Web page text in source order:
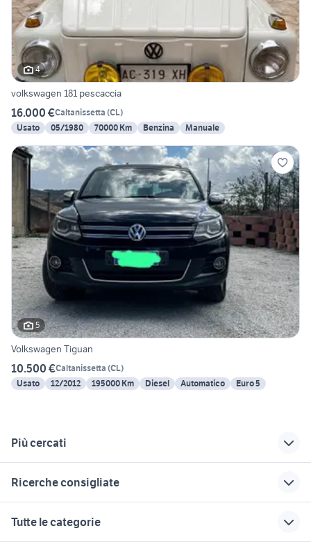
4
volkswagen 181 pescaccia
16.000 €Caltanissetta (CL)
Usato
05/1980 70000 Km Benzina Manuale
5
Volkswagen Tiguan
10.500 €Caltanissetta (CL)
Usato
12/2012 195000 Km Diesel Automatico Euro 5
Più cercati
volkswagen Enna
volkswagen amato
Ricerche consigliate
Tutte le categorie